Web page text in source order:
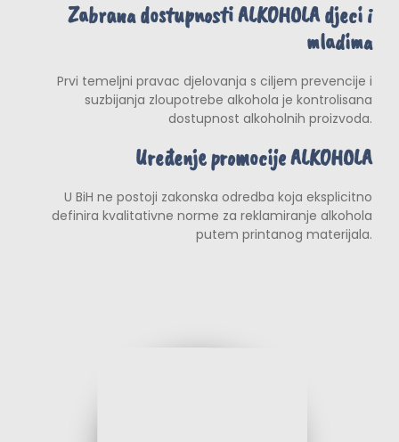
Zabrana dostupnosti ALKOHOLA djeci i
mladima
Prvi temeljni pravac djelovanja s ciljem prevencije i
suzbijanja zloupotrebe alkohola je kontrolisana
dostupnost alkoholnih proizvoda.
Uređenje promocije ALKOHOLA
U BiH ne postoji zakonska odredba koja eksplicitno
definira kvalitativne norme za reklamiranje alkohola
putem printanog materijala.